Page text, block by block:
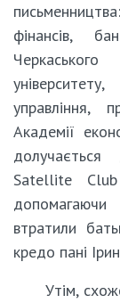
фінансів,
управління,
Академії
Satellite
втратили
кредо пані
Утім,